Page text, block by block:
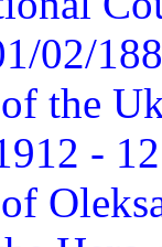
02/
the
-